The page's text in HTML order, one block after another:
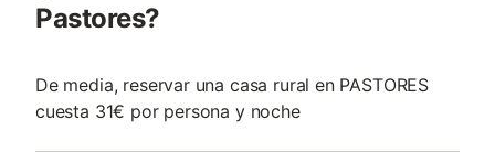
Pastores?
De media, reservar una casa rural en PASTORES
cuesta 31€ por persona y noche